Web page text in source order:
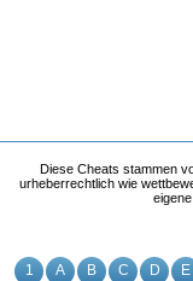
1 A B C D E
Diese Cheats stammen
urheberrechtlich wie